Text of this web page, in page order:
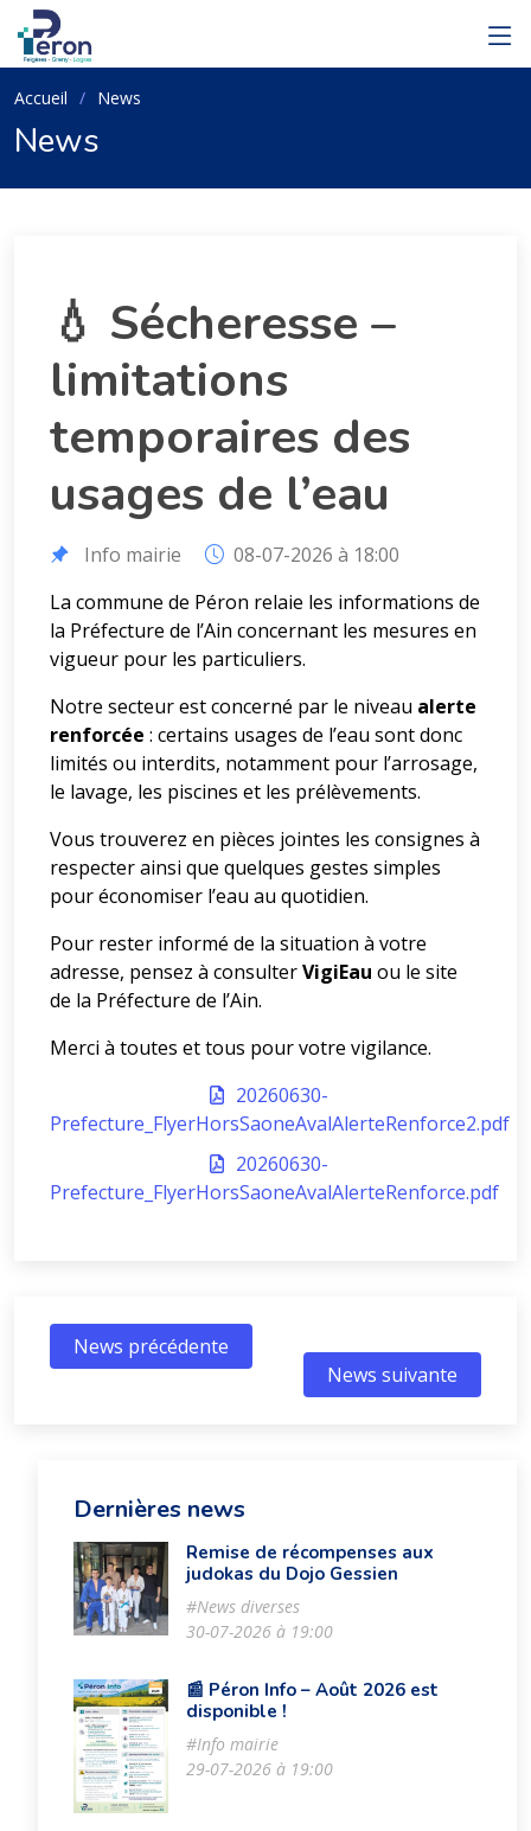
Accueil News
News
💧 Sécheresse –
limitations
temporaires des
usages de l’eau
Info mairie
08-07-2026 à 18:00
La commune de Péron relaie les informations de
la Préfecture de l’Ain concernant les mesures en
vigueur pour les particuliers.
Notre secteur est concerné par le niveau alerte
renforcée : certains usages de l’eau sont donc
limités ou interdits, notamment pour l’arrosage,
le lavage, les piscines et les prélèvements.
Vous trouverez en pièces jointes les consignes à
respecter ainsi que quelques gestes simples
pour économiser l’eau au quotidien.
Pour rester informé de la situation à votre
adresse, pensez à consulterVigiEau ou le site
de la Préfecture de l’Ain.
Merci à toutes et tous pour votre vigilance.
20260630-
Prefecture_FlyerHorsSaoneAvalAlerteRenforce2.pdf
20260630-
Prefecture_FlyerHorsSaoneAvalAlerteRenforce.pdf
News précédente
News suivante
Dernières news
Remise de récompenses aux
judokas du Dojo Gessien
#News diverses
30-07-2026 à 19:00
📰 Péron Info – Août 2026 est
disponible !
#Info mairie
29-07-2026 à 19:00